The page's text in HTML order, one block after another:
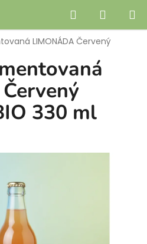
Hľadať
KOŠÍK
LIMONÁDA Červený
330 ml